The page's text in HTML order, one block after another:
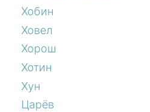
Хобин
Ховел
Хорош
Хотин
Хун
Царёв